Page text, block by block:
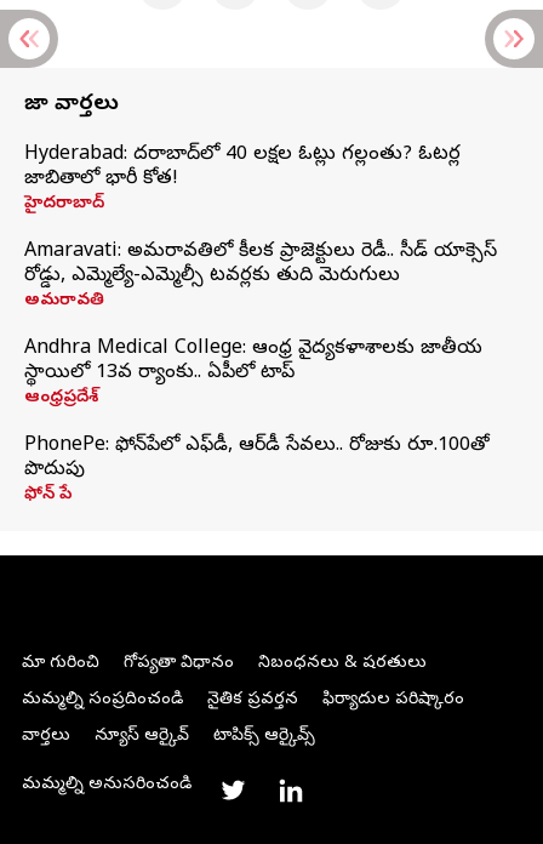
తాజా వార్తలు
Hyderabad: హైదరాబాద్‌లో 40 లక్షల ఓట్లు గల్లంతు? ఓటర్ల
జాబితాలో భారీ కోత!
హైదరాబాద్
Amaravati: అమరావతిలో కీలక ప్రాజెక్టులు రెడీ.. సీడ్‌ యాక్సెస్‌
రోడ్డు, ఎమ్మెల్యే-ఎమ్మెల్సీ టవర్లకు తుది మెరుగులు
అమరావతి
Andhra Medical College: ఆంధ్ర వైద్యకళాశాలకు జాతీయ
స్థాయిలో 13వ ర్యాంకు.. ఏపీలో టాప్
ఆంధ్రప్రదేశ్
PhonePe: ఫోన్‌పేలో ఎఫ్‌డీ, ఆర్‌డీ సేవలు.. రోజుకు రూ.100తో
పొదుపు
ఫోన్‌ పే
మా గురించి గోప్యతా విధానం
నిబంధనలు & షరతులు
మమ్మల్ని సంప్రదించండి
నైతిక ప్రవర్తన
ఫిర్యాదుల పరిష్కారం
వార్తలు
న్యూస్ ఆర్కైవ్ టాపిక్స్ ఆర్కైవ్స్
మమ్మల్ని అనుసరించండి